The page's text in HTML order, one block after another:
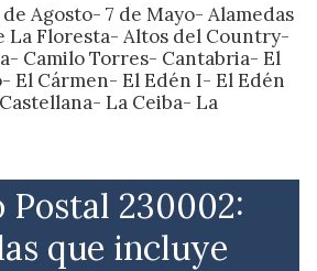
Agosto- 7 de Mayo- Alamedas
La Floresta- Altos del Country-
Camilo Torres- Cantabria- El
El Cármen- El Edén I- El Edén
La Ceiba- La
Postal 230002:
que incluye